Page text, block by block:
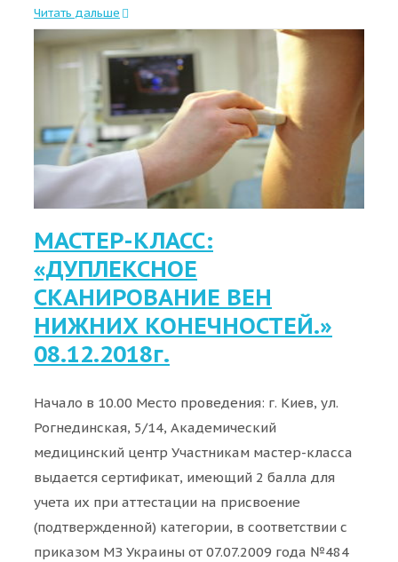
Читать дальше
МАСТЕР-КЛАСС:
«ДУПЛЕКСНОЕ
СКАНИРОВАНИЕ ВЕН
НИЖНИХ КОНЕЧНОСТЕЙ.»
08.12.2018г.
Начало в 10.00 Место проведения: г. Киев, ул.
Рогнединская, 5/14, Академический
медицинский центр Участникам мастер-класса
выдается сертификат, имеющий 2 балла для
учета их при аттестации на присвоение
(подтвержденной) категории, в соответствии с
приказом МЗ Украины от 07.07.2009 года №484